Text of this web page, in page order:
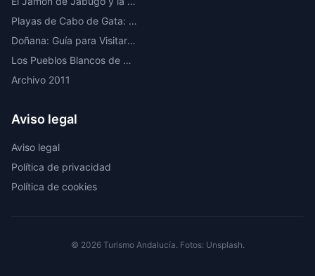
Playas de Cabo de Gata: Las Mejores Calas y Playas Vírgenes de Almería
Doñana: Guía para Visitar el Parque Nacional Más Importante de Europa
Los Pueblos Blancos de Cádiz: Ruta por los Más Bonitos
Archivo 2011
Aviso legal
Aviso legal
Política de privacidad
Política de cookies
© 2026 Turismo Andalucía. Fotos: Unsplash.